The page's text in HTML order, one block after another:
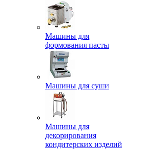
Машины для
формования пасты
Машины для суши
Машины для
декорирования
кондитерских изделий